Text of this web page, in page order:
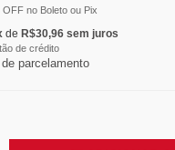
OFFno Boleto ou Pix
de R$30,96sem juros
de crédito
parcelamento